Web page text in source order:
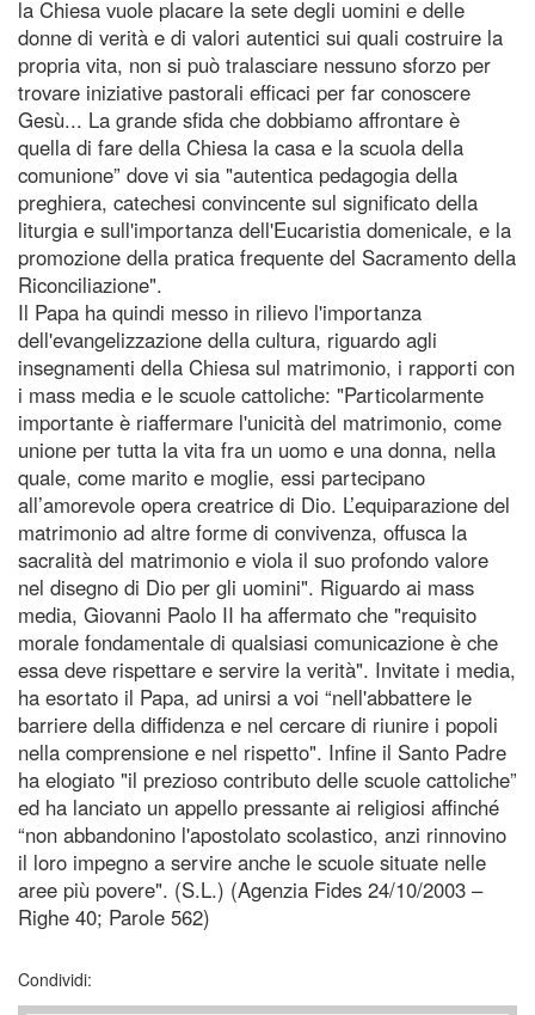
la Chiesa vuole placare la sete degli uomini e delle
donne di verità e di valori autentici sui quali costruire la
propria vita, non si può tralasciare nessuno sforzo per
trovare iniziative pastorali efficaci per far conoscere
Gesù... La grande sfida che dobbiamo affrontare è
quella di fare della Chiesa la casa e la scuola della
comunione” dove vi sia "autentica pedagogia della
preghiera, catechesi convincente sul significato della
liturgia e sull'importanza dell'Eucaristia domenicale, e la
promozione della pratica frequente del Sacramento della
Riconciliazione".
Il Papa ha quindi messo in rilievo l'importanza
dell'evangelizzazione della cultura, riguardo agli
insegnamenti della Chiesa sul matrimonio, i rapporti con
i mass media e le scuole cattoliche: "Particolarmente
importante è riaffermare l'unicità del matrimonio, come
unione per tutta la vita fra un uomo e una donna, nella
quale, come marito e moglie, essi partecipano
all’amorevole opera creatrice di Dio. L’equiparazione del
matrimonio ad altre forme di convivenza, offusca la
sacralità del matrimonio e viola il suo profondo valore
nel disegno di Dio per gli uomini". Riguardo ai mass
media, Giovanni Paolo II ha affermato che "requisito
morale fondamentale di qualsiasi comunicazione è che
essa deve rispettare e servire la verità". Invitate i media,
ha esortato il Papa, ad unirsi a voi “nell'abbattere le
barriere della diffidenza e nel cercare di riunire i popoli
nella comprensione e nel rispetto". Infine il Santo Padre
ha elogiato "il prezioso contributo delle scuole cattoliche”
ed ha lanciato un appello pressante ai religiosi affinché
“non abbandonino l'apostolato scolastico, anzi rinnovino
il loro impegno a servire anche le scuole situate nelle
aree più povere". (S.L.) (Agenzia Fides 24/10/2003 –
Righe 40; Parole 562)
Condividi: